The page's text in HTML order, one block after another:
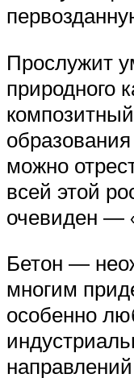
Прослужит
природного
можно
всей этой
очевиден ―
Бетон ―
многим
особенно